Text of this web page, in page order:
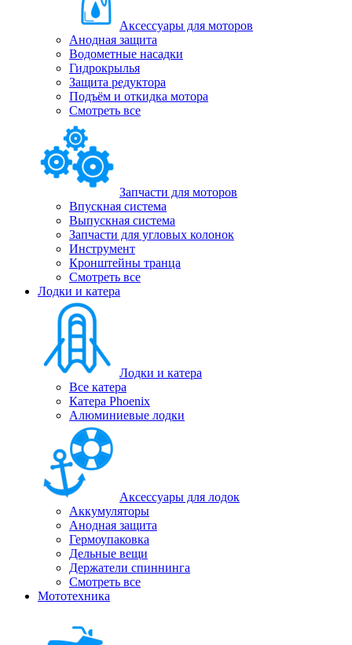
Аксессуары для моторов
Анодная защита
Водометные насадки
Гидрокрылья
Защита редуктора
Подъём и откидка мотора
Смотреть все
Запчасти для моторов
Впускная система
Выпускная система
Запчасти для угловых колонок
Инструмент
Кронштейны транца
Смотреть все
Лодки и катера
Лодки и катера
Все катера
Катера Phoenix
Алюминиевые лодки
Аксессуары для лодок
Аккумуляторы
Анодная защита
Гермоупаковка
Дельные вещи
Держатели спиннинга
Смотреть все
Мототехника